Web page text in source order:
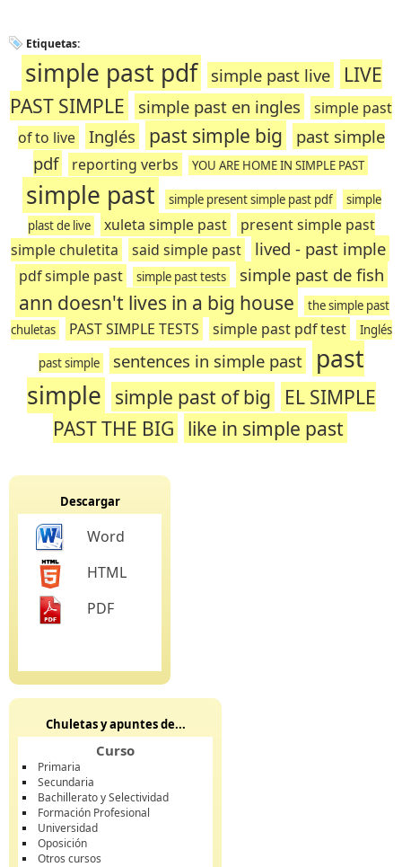
Etiquetas:
simple past pdf simple past live
LIVE
PAST SIMPLE
simple past en ingles
simple past
of to live
Inglés past simple big
past simple
pdf
reporting verbs YOU ARE HOME IN SIMPLE PAST
simple past simple present simple past pdf
simple
plast de live
xuleta simple past
present simple past
simple chuletita
said simple past lived - past imple
pdf simple past simple past tests simple past de fish
ann doesn't lives in a big house
the simple past
chuletas
PAST SIMPLE TESTS simple past pdf test Inglés
past simple sentences in simple past
past
simple simple past of big
EL SIMPLE
PAST THE BIG like in simple past
Descargar
Word
HTML
PDF
Chuletas y apuntes de...
Curso
Primaria
Secundaria
Bachillerato y Selectividad
Formación Profesional
Universidad
Oposición
Otros cursos